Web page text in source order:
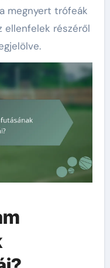
megnyert trófeák
ellenfelek részéről